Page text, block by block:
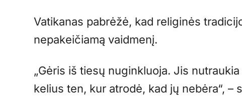
Vatikanas pabrėžė, kad religinės
nepakeičiamą vaidmenį.
„Gėris iš tiesų nuginkluoja. Jis
kelius ten, kur atrodė, kad jų nebėra“, –